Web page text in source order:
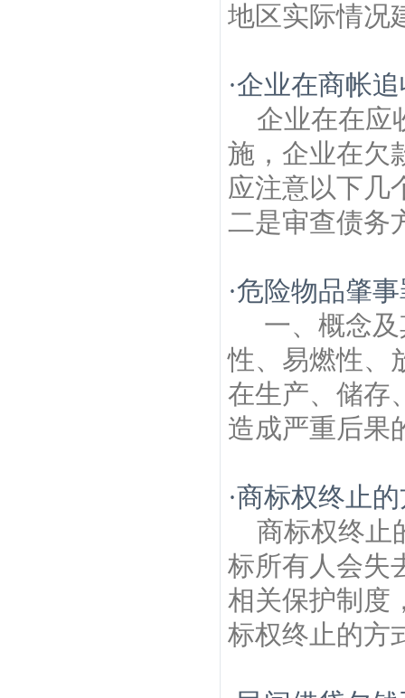
地区实际情况
·企业在商帐
企业在在应
施，企业在欠
应注意以下几
二是审查债务
·危险物品肇
一、概念
性、易燃性、
在生产、储存
造成严重后果
·商标权终止
商标权终止
标所有人会失
相关保护制度
标权终止的方